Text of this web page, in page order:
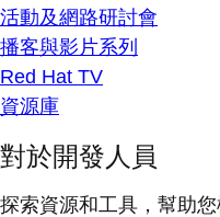
活動及網路研討會
播客與影片系列
Red Hat TV
資源庫
對於開發人員
探索資源和工具，幫助